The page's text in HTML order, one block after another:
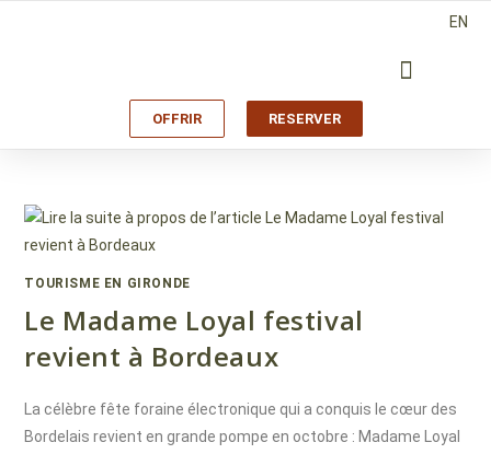
EN
OFFRIR RESERVER
TOURISME EN GIRONDE
Le Madame Loyal festival
revient à Bordeaux
La célèbre fête foraine électronique qui a conquis le cœur des
Bordelais revient en grande pompe en octobre : Madame Loyal